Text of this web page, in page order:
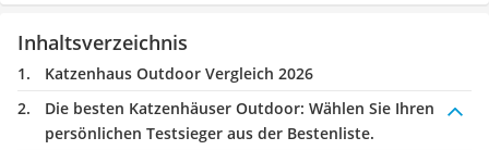
Inhaltsverzeichnis
Katzenhaus Outdoor Vergleich 2026
Die besten Katzenhäuser Outdoor: Wählen Sie Ihren
persönlichen Testsieger aus der Bestenliste.